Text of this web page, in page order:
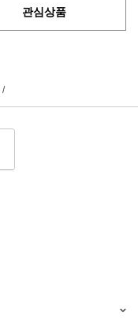
관심상품